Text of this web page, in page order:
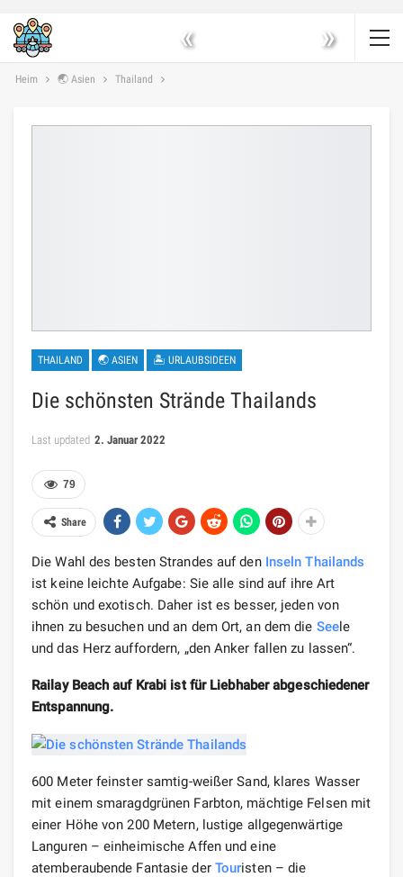
« »
Heim 🌏 Asien Thailand
THAILAND 🌏 ASIEN 🏝 URLAUBSIDEEN
Die schönsten Strände Thailands
Last updated 2. Januar 2022
79
Share
Die Wahl des besten Strandes auf den Inseln Thailands
ist keine leichte Aufgabe: Sie alle sind auf ihre Art
schön und exotisch. Daher ist es besser, jeden von
ihnen zu besuchen und an dem Ort, an dem die Seele
und das Herz auffordern, „den Anker fallen zu lassen“.
Railay Beach auf Krabi ist für Liebhaber abgeschiedener
Entspannung.
600 Meter feinster samtig-weißer Sand, klares Wasser
mit einem smaragdgrünen Farbton, mächtige Felsen mit
einer Höhe von 200 Metern, lustige allgegenwärtige
Languren – einheimische Affen und eine
atemberaubende Fantasie der Touristen – die